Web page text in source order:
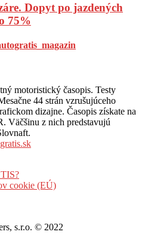
Dopyt po jazdených
75%
motoristický časopis. Testy
44 strán vzrušujúceho
dizajne. Časopis získate na
Väčšinu z nich predstavujú
cookie (EÚ)
s.r.o. © 2022